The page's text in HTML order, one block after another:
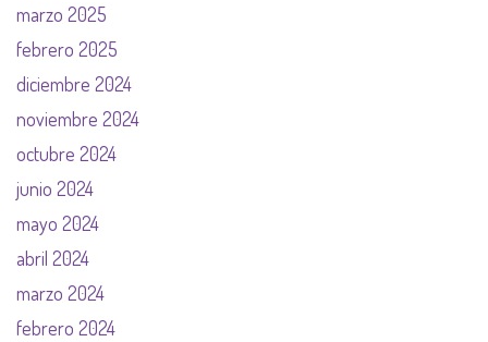
marzo 2025
febrero 2025
diciembre 2024
noviembre 2024
octubre 2024
junio 2024
mayo 2024
abril 2024
marzo 2024
febrero 2024